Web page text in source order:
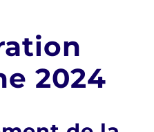
2024